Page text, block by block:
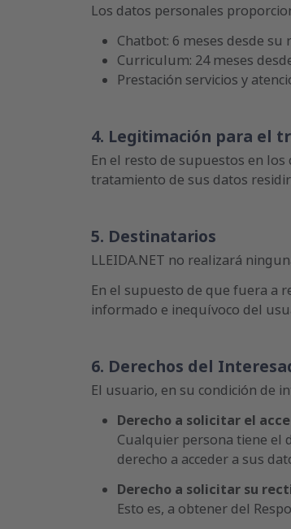
Los datos personales
Chatbot: 6 meses desde su
Curriculum: 24 meses
Prestación servicios y
4. Legitimación para el
En el resto de supuestos en
tratamiento de sus datos
5. Destinatarios
LLEIDA.NET no realizará
En el supuesto de que fuera a
informado e inequívoco del
6. Derechos del
El usuario, en su condición de
Derecho a solicitar el
Cualquier persona tiene el
derecho a acceder a sus
Derecho a solicitar su
Esto es, a obtener del